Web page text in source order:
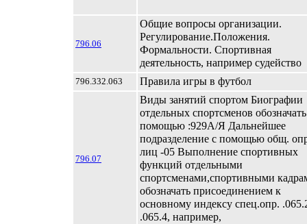
796.06
Общие вопросы организации.
Регулирование.Положения.
Формальности. Спортивная
деятельность, например судейство
796.332.063 Правила игры в футбол
796.07
Виды занятий спортом Биографии
отдельных спортсменов
помощью :929А/Я Дальнейшее
подразделение с помощью общ.
лиц -05 Выполнение спортивных
функций отдельными
спортсменами,спортивными
обозначать присоединением к
основному индексу спец.опр.
.065.4, например,